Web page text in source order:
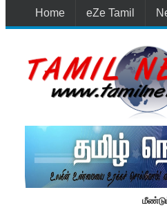
Home eZe Tamil
மீண்டும்